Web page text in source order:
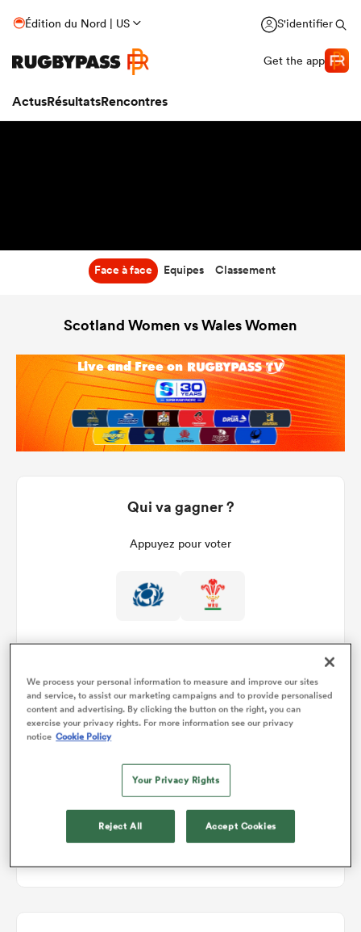
Édition du Nord | US S'identifier
Get the app
ActusRésultatsRencontres
Face à face Equipes Classement
Scotland Women vs Wales Women
Qui va gagner ?
Appuyez pour voter
Détails du match
Sam 15th Mai 2027, 06:30am PDT
We process your personal information to measure and improve our sites
and service, to assist our marketing campaigns and to provide personalised
content and advertising. By clicking the button on the right, you can
exercise your privacy rights. For more information see our privacy
notice Cookie Policy
Your Privacy Rights
Reject All Accept Cookies